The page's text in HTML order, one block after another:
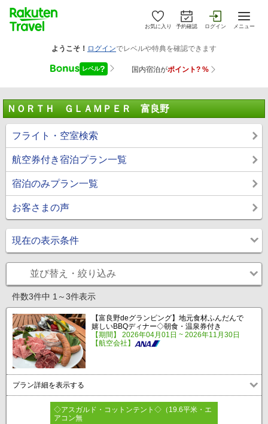
お気に入り 予約確認 ログイン メニュー
ＮＯＲＴＨ ＧＬＡＭＰＥＲ 富良野
フライト・空室検索
航空券付き宿泊プラン一覧
宿泊のみプラン一覧
お客さまの声
現在の表示条件
並び替え・絞り込み
件数3件中 1～3件表示
【富良野deグランピング】地元食材ふんだんで
嬉しいBBQディナー◇朝食・温泉券付き
【期間】 2026年04月01日 ~ 2026年11月30日
【航空会社】
プラン詳細を表示する
◇アスガルド・コットンテント◇（19.6平米・エ
アコン無